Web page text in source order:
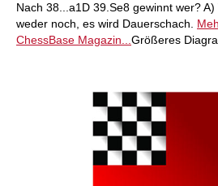
Nach 38...a1D 39.Se8 gewinnt wer?
weder noch, es wird Dauerschach.
ChessBase Magazin... Größeres